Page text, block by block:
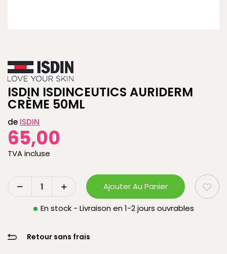
ISDIN ISDINCEUTICS AURIDERM
CRÈME 50ML
de ISDIN
65,00
TVA incluse
Ajouter Au Panier
En stock - Livraison en 1-2 jours ouvrables
Retour sans frais